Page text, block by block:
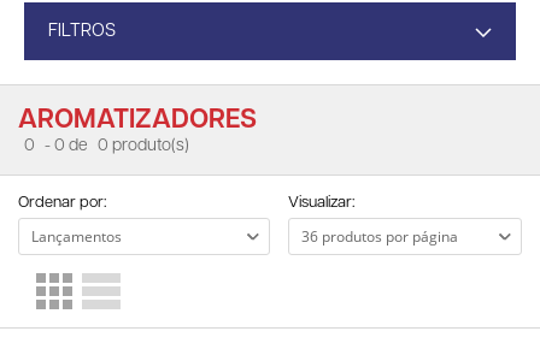
FILTROS
AROMATIZADORES
0 - 0 de 0 produto(s)
Ordenar por: Visualizar: